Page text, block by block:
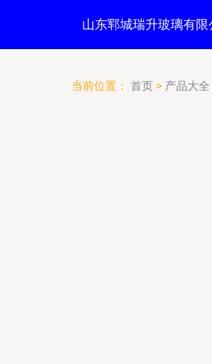
山东郓城瑞升玻璃有限
当前位置： 首页 > 产品大全